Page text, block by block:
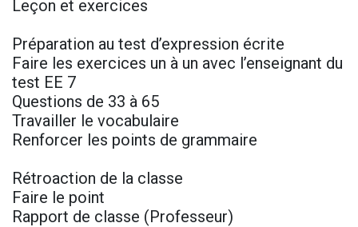
Leçon et exercices
Préparation au test d’expression écrite
Faire les exercices un à un avec l’enseignant du
test EE 7
Questions de 33 à 65
Travailler le vocabulaire
Renforcer les points de grammaire
Rétroaction de la classe
Faire le point
Rapport de classe (Professeur)